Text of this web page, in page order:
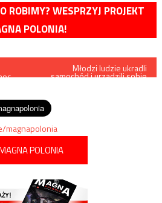
ROBIMY? WESPRZYJ PROJEKT
POLONIA!
Młodzi ludzie ukradli
samochód i urządzili sobie
magnapolonia
POLONIA